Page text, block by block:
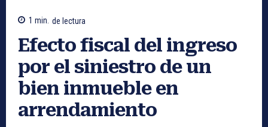
1 min. de lectura
Efecto fiscal del ingreso
por el siniestro de un
bien inmueble en
arrendamiento